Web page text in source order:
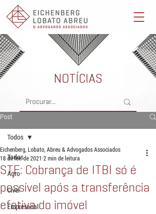
Eichenberg, Lobato, Abreu & Advogados Associados -
Advocacia Full Service
Post
Todos
Agro
Cível
Empresarial
Todos
STF: Cobrança de ITBI só é
possível após a transferência
efetiva do imóvel
Eichenberg, Lobato, Abreu & Advogados Associados
18 de fev. de 2021 2 min de leitura
NOTÍCIAS